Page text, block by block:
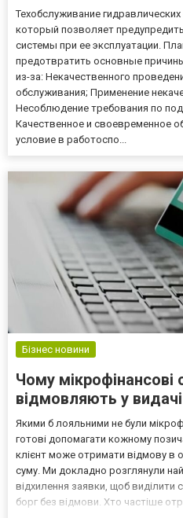
Техобслуживание
который позволяет
системы при ее эксплуатации.
предотвратить основные
из-за: Некачественного
обслуживания; Применение
Несоблюдение требования по
Качественное и своевременное
условие в работоспо...
Бізнес новини
Чому мікрофінансові
відмовляють у
Якими б лояльними не були
готові допомагати кожному
клієнт може отримати відмову в
суму. Ми докладно розглянули
відхилення заявки, щоб
борг без відмови. Хто частіше